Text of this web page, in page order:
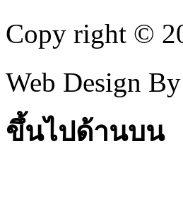
Copy right ©
Web Design By
ขึ้นไปด้านบน